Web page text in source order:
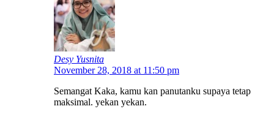
Desy Yusnita
November 28, 2018 at 11:50 pm
Semangat Kaka, kamu kan panutanku supaya tetap
maksimal. yekan yekan.